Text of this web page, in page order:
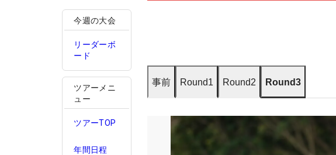
今週の大会
リーダーボ
ード
ツアーメニ
ュー
ツアーTOP
年間日程
事前 Round1 Round2 Round3